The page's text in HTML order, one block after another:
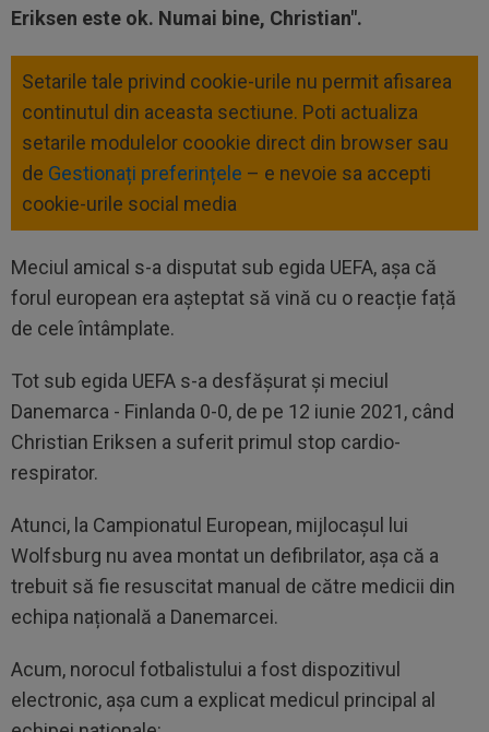
Eriksen este ok. Numai bine, Christian".
Setarile tale privind cookie-urile nu permit afisarea
continutul din aceasta sectiune. Poti actualiza
setarile modulelor coookie direct din browser sau
de Gestionați preferințele – e nevoie sa accepti
cookie-urile social media
Meciul amical s-a disputat sub egida UEFA, așa că
forul european era așteptat să vină cu o reacție față
de cele întâmplate.
Tot sub egida UEFA s-a desfășurat și meciul
Danemarca - Finlanda 0-0, de pe 12 iunie 2021, când
Christian Eriksen a suferit primul stop cardio-
respirator.
Atunci, la Campionatul European, mijlocașul lui
Wolfsburg nu avea montat un defibrilator, așa că a
trebuit să fie resuscitat manual de către medicii din
echipa națională a Danemarcei.
Acum, norocul fotbalistului a fost dispozitivul
electronic, așa cum a explicat medicul principal al